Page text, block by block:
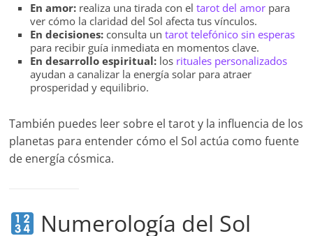
En amor: realiza una tirada con eltarot del amor para
ver cómo la claridad del Sol afecta tus vínculos.
En decisiones: consulta untarot telefónico sin esperas
para recibir guía inmediata en momentos clave.
En desarrollo espiritual: los rituales personalizados
ayudan a canalizar la energía solar para atraer
prosperidad y equilibrio.
También puedes leer sobre el tarot y la influencia de los
planetas para entender cómo el Sol actúa como fuente
de energía cósmica.
Numerología del Sol